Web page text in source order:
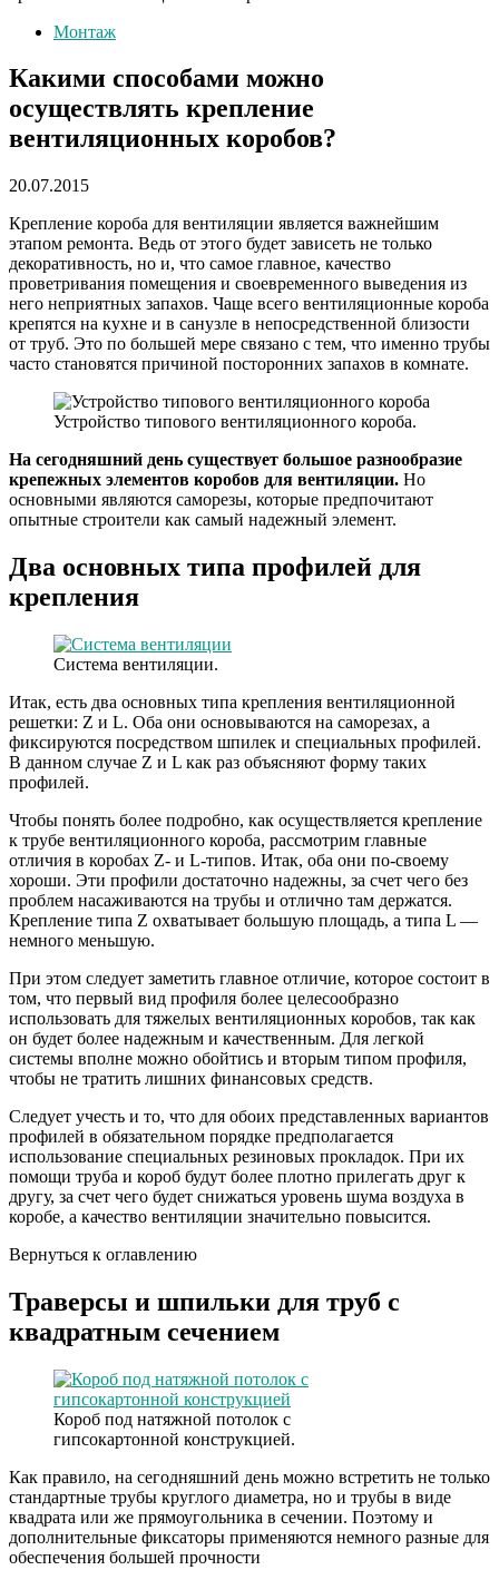
Монтаж
Какими способами можно
осуществлять крепление
вентиляционных коробов?
20.07.2015
Крепление короба для вентиляции является важнейшим
этапом ремонта. Ведь от этого будет зависеть не только
декоративность, но и, что самое главное, качество
проветривания помещения и своевременного выведения из
него неприятных запахов. Чаще всего вентиляционные короба
крепятся на кухне и в санузле в непосредственной близости
от труб. Это по большей мере связано с тем, что именно трубы
часто становятся причиной посторонних запахов в комнате.
Устройство типового вентиляционного короба.
На сегодняшний день существует большое разнообразие
крепежных элементов коробов для вентиляции. Но
основными являются саморезы, которые предпочитают
опытные строители как самый надежный элемент.
Два основных типа профилей для
крепления
Система вентиляции.
Итак, есть два основных типа крепления вентиляционной
решетки: Z и L. Оба они основываются на саморезах, а
фиксируются посредством шпилек и специальных профилей.
В данном случае Z и L как раз объясняют форму таких
профилей.
Чтобы понять более подробно, как осуществляется крепление
к трубе вентиляционного короба, рассмотрим главные
отличия в коробах Z- и L-типов. Итак, оба они по-своему
хороши. Эти профили достаточно надежны, за счет чего без
проблем насаживаются на трубы и отлично там держатся.
Крепление типа Z охватывает большую площадь, а типа L —
немного меньшую.
При этом следует заметить главное отличие, которое состоит в
том, что первый вид профиля более целесообразно
использовать для тяжелых вентиляционных коробов, так как
он будет более надежным и качественным. Для легкой
системы вполне можно обойтись и вторым типом профиля,
чтобы не тратить лишних финансовых средств.
Следует учесть и то, что для обоих представленных вариантов
профилей в обязательном порядке предполагается
использование специальных резиновых прокладок. При их
помощи труба и короб будут более плотно прилегать друг к
другу, за счет чего будет снижаться уровень шума воздуха в
коробе, а качество вентиляции значительно повысится.
Вернуться к оглавлению
Траверсы и шпильки для труб с
квадратным сечением
Короб под натяжной потолок с
гипсокартонной конструкцией.
Как правило, на сегодняшний день можно встретить не только
стандартные трубы круглого диаметра, но и трубы в виде
квадрата или же прямоугольника в сечении. Поэтому и
дополнительные фиксаторы применяются немного разные для
обеспечения большей прочности